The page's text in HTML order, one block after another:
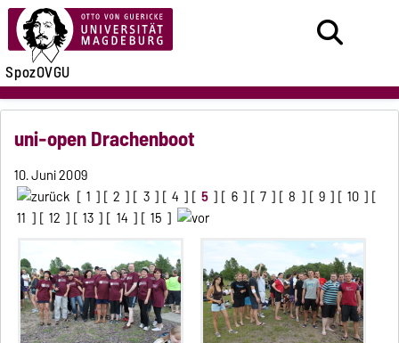
SpozOVGU
uni-open Drachenboot
10. Juni 2009
[ 1 ] [ 2 ] [ 3 ] [ 4 ] [ 5 ] [ 6 ] [ 7 ] [ 8 ] [ 9 ] [ 10 ] [
11 ] [ 12 ] [ 13 ] [ 14 ] [ 15 ]